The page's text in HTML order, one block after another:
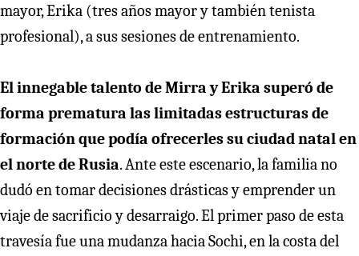
mayor, Erika (tres años mayor y también tenista
profesional), a sus sesiones de entrenamiento.
El innegable talento de Mirra y Erika superó de
forma prematura las limitadas estructuras de
formación que podía ofrecerles su ciudad natal en
el norte de Rusia. Ante este escenario, la familia no
dudó en tomar decisiones drásticas y emprender un
viaje de sacrificio y desarraigo. El primer paso de esta
travesía fue una mudanza hacia Sochi, en la costa del